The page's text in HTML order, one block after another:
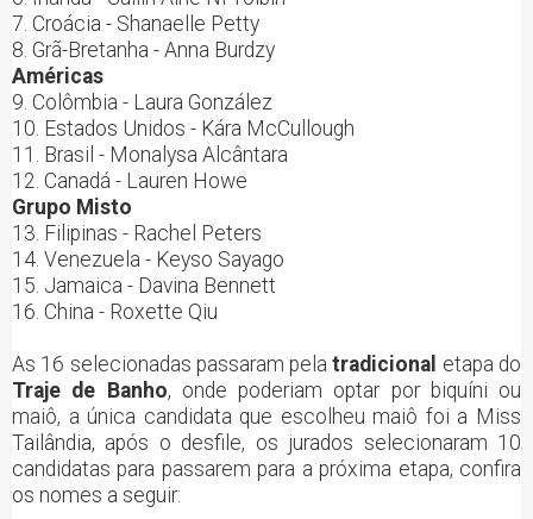
7. Croácia - Shanaelle Petty
8. Grã-Bretanha - Anna Burdzy
Américas
9. Colômbia - Laura González
10. Estados Unidos - Kára McCullough
11. Brasil - Monalysa Alcântara
12. Canadá - Lauren Howe
Grupo Misto
13. Filipinas - Rachel Peters
14. Venezuela - Keyso Sayago
15. Jamaica - Davina Bennett
16. China - Roxette Qiu
As 16 selecionadas passaram pelatradicional etapa do
Traje de Banho, onde poderiam optar por biquíni ou
maiô, a única candidata que escolheu maiô foi a Miss
Tailândia, após o desfile, os jurados selecionaram 10
candidatas para passarem para a próxima etapa, confira
os nomes a seguir: